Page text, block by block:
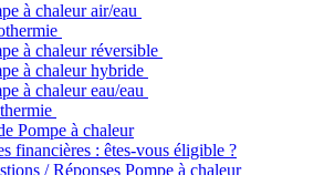
à chaleur air/eau
à chaleur réversible
à chaleur hybride
à chaleur​ eau/eau
Pompe à chaleur
financières : êtes-vous éligible ?
/ Réponses Pompe à chaleur